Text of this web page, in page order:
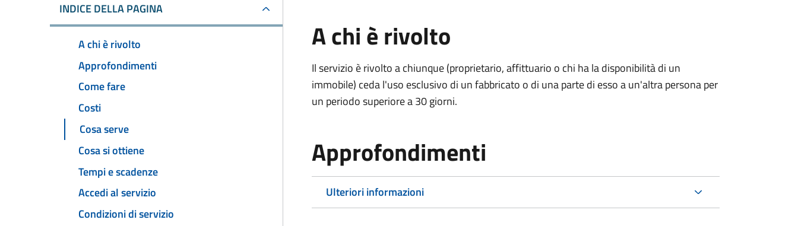
INDICE DELLA PAGINA
A chi è rivolto
Approfondimenti
Come fare
Costi
Cosa serve
Cosa si ottiene
Tempi e scadenze
Accedi al servizio
Condizioni di servizio
A chi è rivolto
Il servizio è rivolto a chiunque (proprietario, affittuario o chi ha la disponibilità di un
immobile) ceda l'uso esclusivo di un fabbricato o di una parte di esso a un'altra persona per
un periodo superiore a 30 giorni.
Approfondimenti
Ulteriori informazioni